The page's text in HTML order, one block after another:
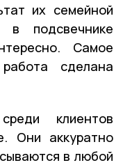
их семейной
в подсвечнике
Самое
сделана
клиентов
Они аккуратно
в любой